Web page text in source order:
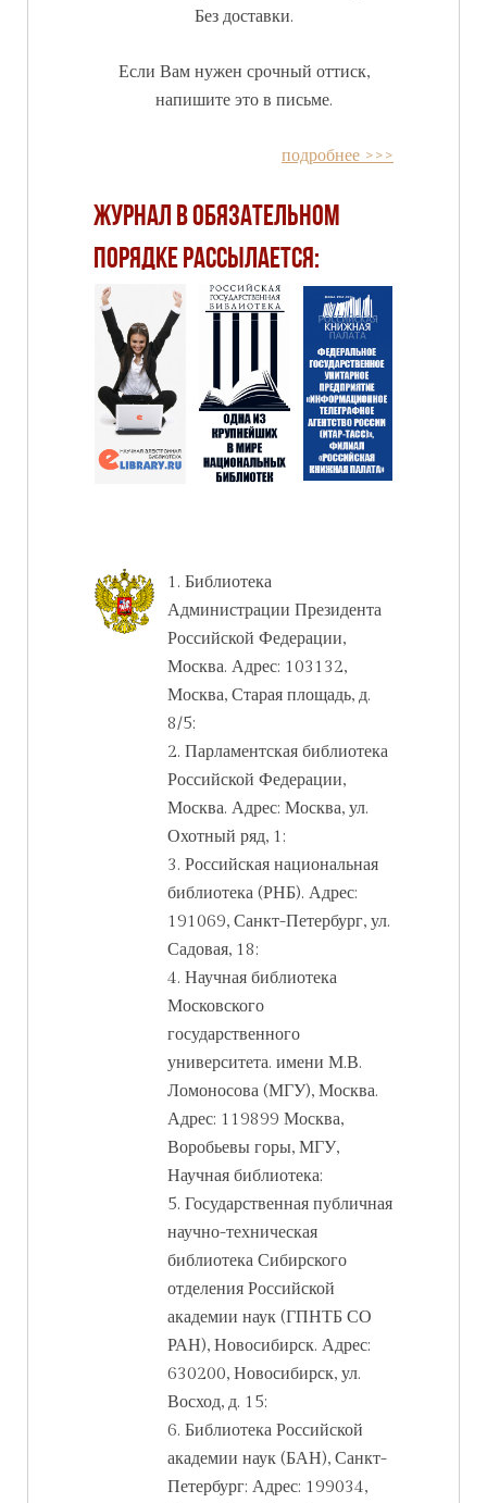
Без доставки.
Если Вам нужен срочный оттиск,
напишите это в письме.
подробнее >>>
Журнал в обязательном
порядке рассылается:
1. Библиотека
Администрации Президента
Российской Федерации,
Москва. Адрес: 103132,
Москва, Старая площадь, д.
8/5;
2. Парламентская библиотека
Российской Федерации,
Москва. Адрес: Москва, ул.
Охотный ряд, 1;
3. Российская национальная
библиотека (РНБ). Адрес:
191069, Санкт-Петербург, ул.
Садовая, 18;
4. Научная библиотека
Московского
государственного
университета. имени М.В.
Ломоносова (МГУ), Москва.
Адрес: 119899 Москва,
Воробьевы горы, МГУ,
Научная библиотека;
5. Государственная публичная
научно-техническая
библиотека Сибирского
отделения Российской
академии наук (ГПНТБ СО
РАН), Новосибирск. Адрес:
630200, Новосибирск, ул.
Восход, д. 15;
6. Библиотека Российской
академии наук (БАН), Санкт-
Петербург; Адрес: 199034,